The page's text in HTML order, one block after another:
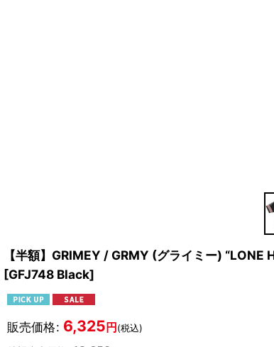
【半額】GRIMEY / GRMY (グライミー)
[GFJ748 Black]
販売価格: 6,325 円 (税込)